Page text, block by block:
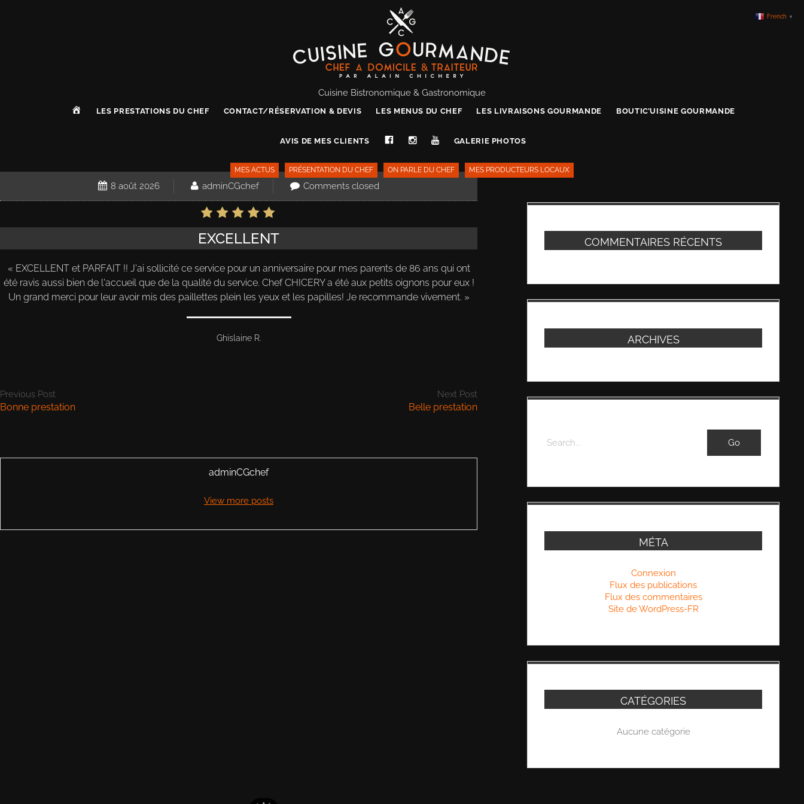
Cuisine Bistronomique & Gastronomique
LES PRESTATIONS DU CHEF CONTACT/RÉSERVATION & DEVIS LES MENUS DU CHEF LES LIVRAISONS GOURMANDE BOUTIC’UISINE GOURMANDE
AVIS DE MES CLIENTS GALERIE PHOTOS
MES ACTUS PRÉSENTATION DU CHEF ON PARLE DU CHEF MES PRODUCTEURS LOCAUX
8 août 2026 adminCGchef Comments closed
EXCELLENT
EXCELLENT et PARFAIT !! J'ai sollicité ce service pour un anniversaire pour mes parents de 86 ans qui ont
été ravis aussi bien de l'accueil que de la qualité du service. Chef CHICERY a été aux petits oignons pour eux !
Un grand merci pour leur avoir mis des paillettes plein les yeux et les papilles! Je recommande vivement.
Ghislaine R.
Previous Post
Bonne prestation
Next Post
Belle prestation
adminCGchef
View more posts
COMMENTAIRES RÉCENTS
ARCHIVES
MÉTA
Connexion
Flux des publications
Flux des commentaires
Site de WordPress-FR
CATÉGORIES
Aucune catégorie
French ▼